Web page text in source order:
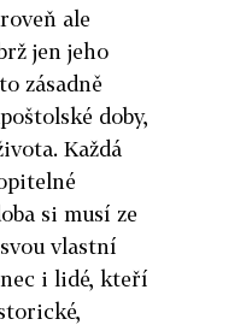
ale
jen jeho
zásadně
doby,
Každá
si musí ze
vlastní
i lidé, kteří